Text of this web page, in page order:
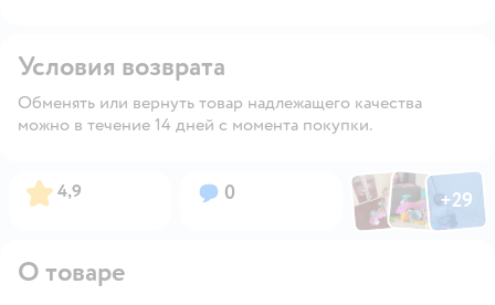
Условия возврата
Обменять или вернуть товар надлежащего качества
можно в течение 14 дней с момента покупки.
Рейтинг:
4,9 Вопросов:
0 ФотоФотоФото
+29
Открыть
О товаре